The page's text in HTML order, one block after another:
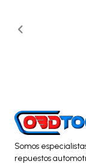
Somos
repuestos